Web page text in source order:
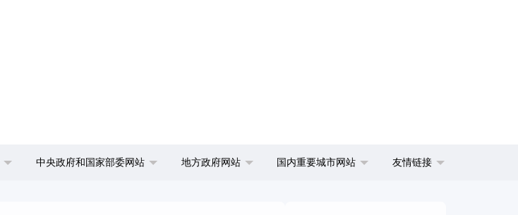
中央政府和国家部委网站 地方政府网站 国内重要城市网站 友情链接